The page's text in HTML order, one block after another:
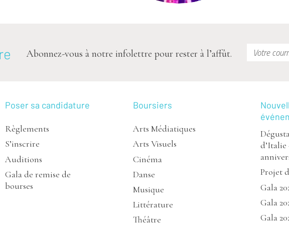
Abonnez-vous à notre infolettre pour rester à l’affût.
Poser sa candidature
Règlements
S’inscrire
Auditions
Gala de remise de
bourses
Boursiers
Arts Médiatiques
Arts Visuels
Cinéma
Danse
Musique
Littérature
Théâtre
d’Italie
Projet
Gala
Gala
Gala